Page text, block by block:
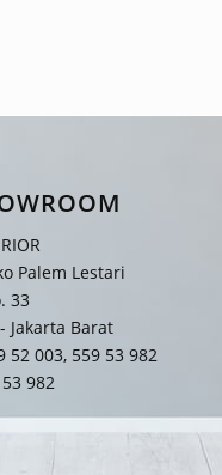
Palem Lestari
33
Jakarta Barat
52 003, 559 53 982
982